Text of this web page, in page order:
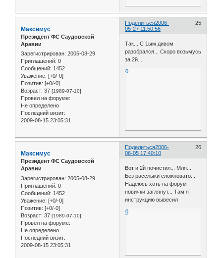
Поделиться 25
2006-
05-27 11:50:56
Максимус
Президент ФС Саудовской
Аравии
Зарегистрирован: 2005-08-29
Приглашений: 0
Сообщений: 1452
Уважение: [+0/-0]
Позитив: [+0/-0]
Возраст: 37 [1989-07-10]
Провел на форуме:
Не определено
Последний визит:
2009-08-15 23:05:31
Так... С 1ым дивом
разобрался... Скоро возьмусь
за 2й...
0
Поделиться 26
2006-
06-05 17:40:10
Максимус
Президент ФС Саудовской
Аравии
Зарегистрирован: 2005-08-29
Приглашений: 0
Сообщений: 1452
Уважение: [+0/-0]
Позитив: [+0/-0]
Возраст: 37 [1989-07-10]
Провел на форуме:
Не определено
Последний визит:
2009-08-15 23:05:31
Вот и 2й почистил... Мля...
Без расслыки сложновато...
Надеюсь хоть на форум
новички заглянут... Там я
инструкцию вывесил
0